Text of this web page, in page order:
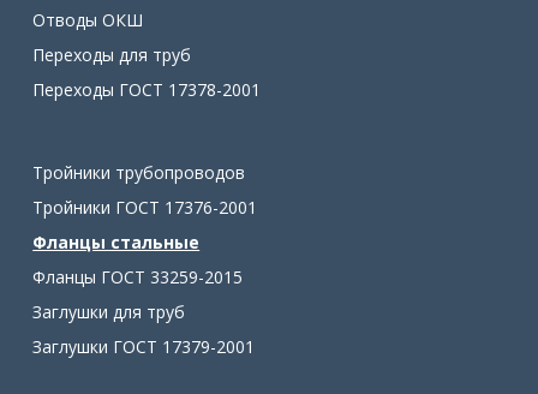
Отводы ОКШ
Переходы для труб
Переходы ГОСТ 17378-2001
Тройники трубопроводов
Тройники ГОСТ 17376-2001
Фланцы стальные
Фланцы ГОСТ 33259-2015
Заглушки для труб
Заглушки ГОСТ 17379-2001